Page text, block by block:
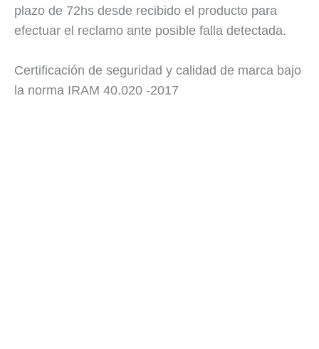
plazo de 72hs desde recibido el producto para
efectuar el reclamo ante posible falla detectada.
Certificación de seguridad y calidad de marca bajo
la norma IRAM 40.020 -2017